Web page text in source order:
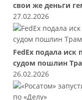
свои же деньги
27.02.2026
FedEx подала
судом пошлин
26.02.2026